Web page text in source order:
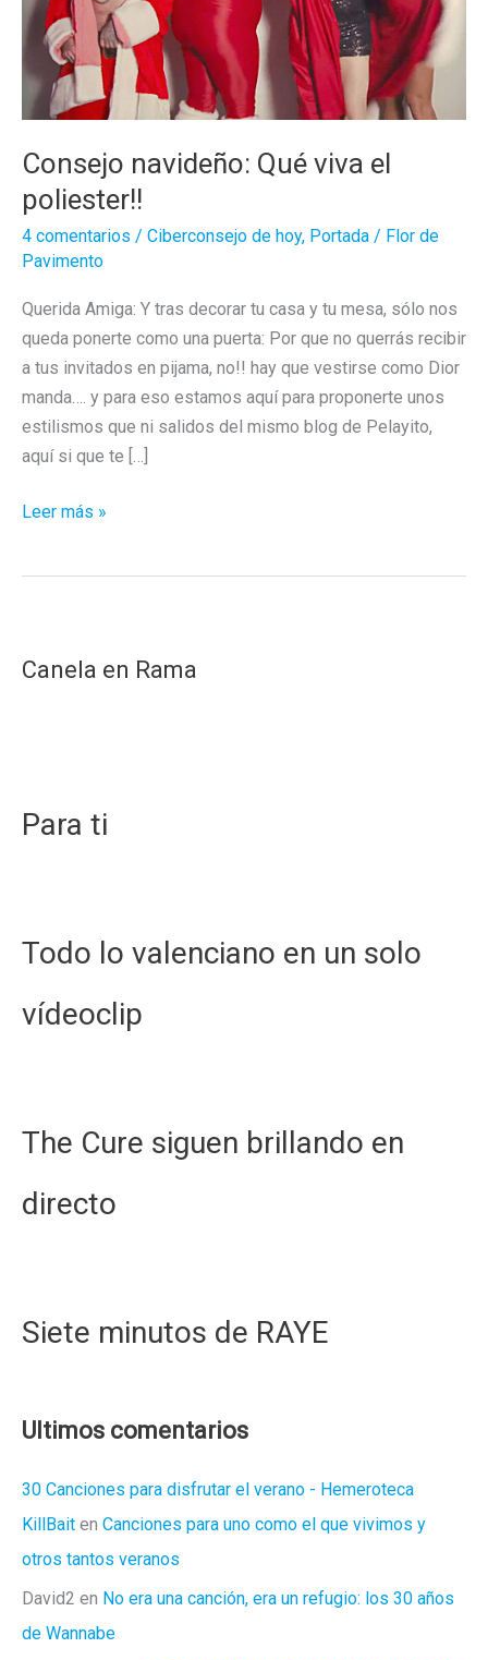
Consejo navideño: Qué viva el
poliester!!
4 comentarios / Ciberconsejo de hoy, Portada / Flor de
Pavimento
Querida Amiga: Y tras decorar tu casa y tu mesa, sólo nos
queda ponerte como una puerta: Por que no querrás recibir
a tus invitados en pijama, no!! hay que vestirse como Dior
manda…. y para eso estamos aquí para proponerte unos
estilismos que ni salidos del mismo blog de Pelayito,
aquí si que te […]
Consejo
poliester!!
Leer más »
Canela en Rama
Para ti
Todo lo valenciano en un solo
vídeoclip
The Cure siguen brillando en
directo
Siete minutos de RAYE
Ultimos comentarios
30 Canciones para disfrutar el verano - Hemeroteca
KillBait en Canciones para uno como el que vivimos y
otros tantos veranos
David2 en No era una canción, era un refugio: los 30 años
de Wannabe